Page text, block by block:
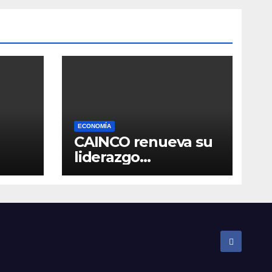
en
ECONOMÍA
CAINCO renueva su
liderazgo
institucional y
Antelo para una